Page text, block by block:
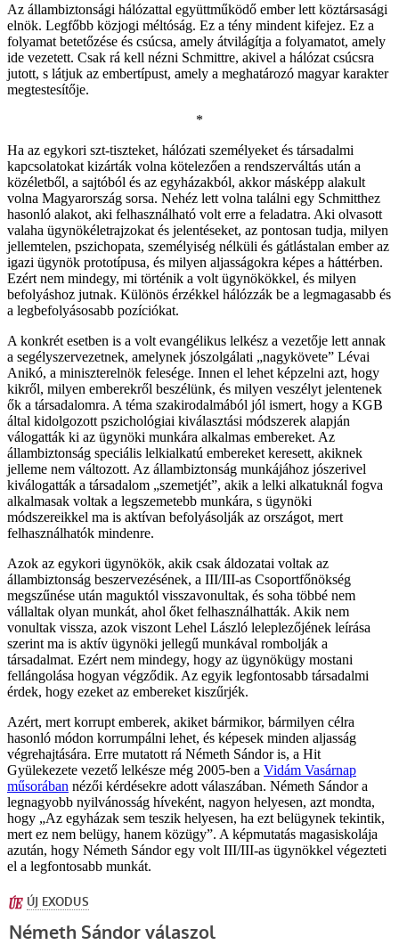
Az állambiztonsági hálózattal együttműködő ember lett köztársasági
elnök. Legfőbb közjogi méltóság. Ez a tény mindent kifejez. Ez a
folyamat betetőzése és csúcsa, amely átvilágítja a folyamatot, amely
ide vezetett. Csak rá kell nézni Schmittre, akivel a hálózat csúcsra
jutott, s látjuk az embertípust, amely a meghatározó magyar karakter
megtestesítője.
*
Ha az egykori szt-tiszteket, hálózati személyeket és társadalmi
kapcsolatokat kizárták volna kötelezően a rendszerváltás után a
közéletből, a sajtóból és az egyházakból, akkor másképp alakult
volna Magyarország sorsa. Nehéz lett volna találni egy Schmitthez
hasonló alakot, aki felhasználható volt erre a feladatra. Aki olvasott
valaha ügynökéletrajzokat és jelentéseket, az pontosan tudja, milyen
jellemtelen, pszichopata, személyiség nélküli és gátlástalan ember az
igazi ügynök prototípusa, és milyen aljasságokra képes a háttérben.
Ezért nem mindegy, mi történik a volt ügynökökkel, és milyen
befolyáshoz jutnak. Különös érzékkel hálózzák be a legmagasabb és
a legbefolyásosabb pozíciókat.
A konkrét esetben is a volt evangélikus lelkész a vezetője lett annak
a segélyszervezetnek, amelynek jószolgálati „nagykövete” Lévai
Anikó, a miniszterelnök felesége. Innen el lehet képzelni azt, hogy
kikről, milyen emberekről beszélünk, és milyen veszélyt jelentenek
ők a társadalomra. A téma szakirodalmából jól ismert, hogy a KGB
által kidolgozott pszichológiai kiválasztási módszerek alapján
válogatták ki az ügynöki munkára alkalmas embereket. Az
állambiztonság speciális lelkialkatú embereket keresett, akiknek
jelleme nem változott. Az állambiztonság munkájához jószerivel
kiválogatták a társadalom „szemetjét”, akik a lelki alkatuknál fogva
alkalmasak voltak a legszemetebb munkára, s ügynöki
módszereikkel ma is aktívan befolyásolják az országot, mert
felhasználhatók mindenre.
Azok az egykori ügynökök, akik csak áldozatai voltak az
állambiztonság beszervezésének, a III/III-as Csoportfőnökség
megszűnése után maguktól visszavonultak, és soha többé nem
vállaltak olyan munkát, ahol őket felhasználhatták. Akik nem
vonultak vissza, azok viszont Lehel László leleplezőjének leírása
szerint ma is aktív ügynöki jellegű munkával rombolják a
társadalmat. Ezért nem mindegy, hogy az ügynökügy mostani
fellángolása hogyan végződik. Az egyik legfontosabb társadalmi
érdek, hogy ezeket az embereket kiszűrjék.
Azért, mert korrupt emberek, akiket bármikor, bármilyen célra
hasonló módon korrumpálni lehet, és képesek minden aljasság
végrehajtására. Erre mutatott rá Németh Sándor is, a Hit
Gyülekezete vezető lelkésze még 2005-ben a Vidám Vasárnap
műsorában nézői kérdésekre adott válaszában. Németh Sándor a
legnagyobb nyilvánosság híveként, nagyon helyesen, azt mondta,
hogy „Az egyházak sem teszik helyesen, ha ezt belügynek tekintik,
mert ez nem belügy, hanem közügy”. A képmutatás magasiskolája
azután, hogy Németh Sándor egy volt III/III-as ügynökkel végezteti
el a legfontosabb munkát.